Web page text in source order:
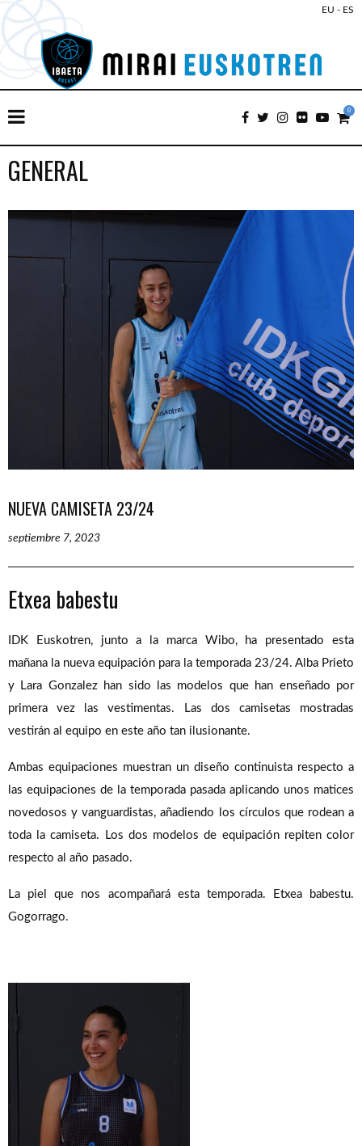
EU - ES
0
GENERAL
NUEVA CAMISETA 23/24
septiembre 7, 2023
Etxea babestu
IDK Euskotren, junto a la marca Wibo, ha presentado esta
mañana la nueva equipación para la temporada 23/24. Alba Prieto
y Lara Gonzalez han sido las modelos que han enseñado por
primera vez las vestimentas. Las dos camisetas mostradas
vestirán al equipo en este año tan ilusionante.
Ambas equipaciones muestran un diseño continuista respecto a
las equipaciones de la temporada pasada aplicando unos matices
novedosos y vanguardistas, añadiendo los círculos que rodean a
toda la camiseta. Los dos modelos de equipación repiten color
respecto al año pasado.
La piel que nos acompañará esta temporada. Etxea babestu.
Gogorrago.